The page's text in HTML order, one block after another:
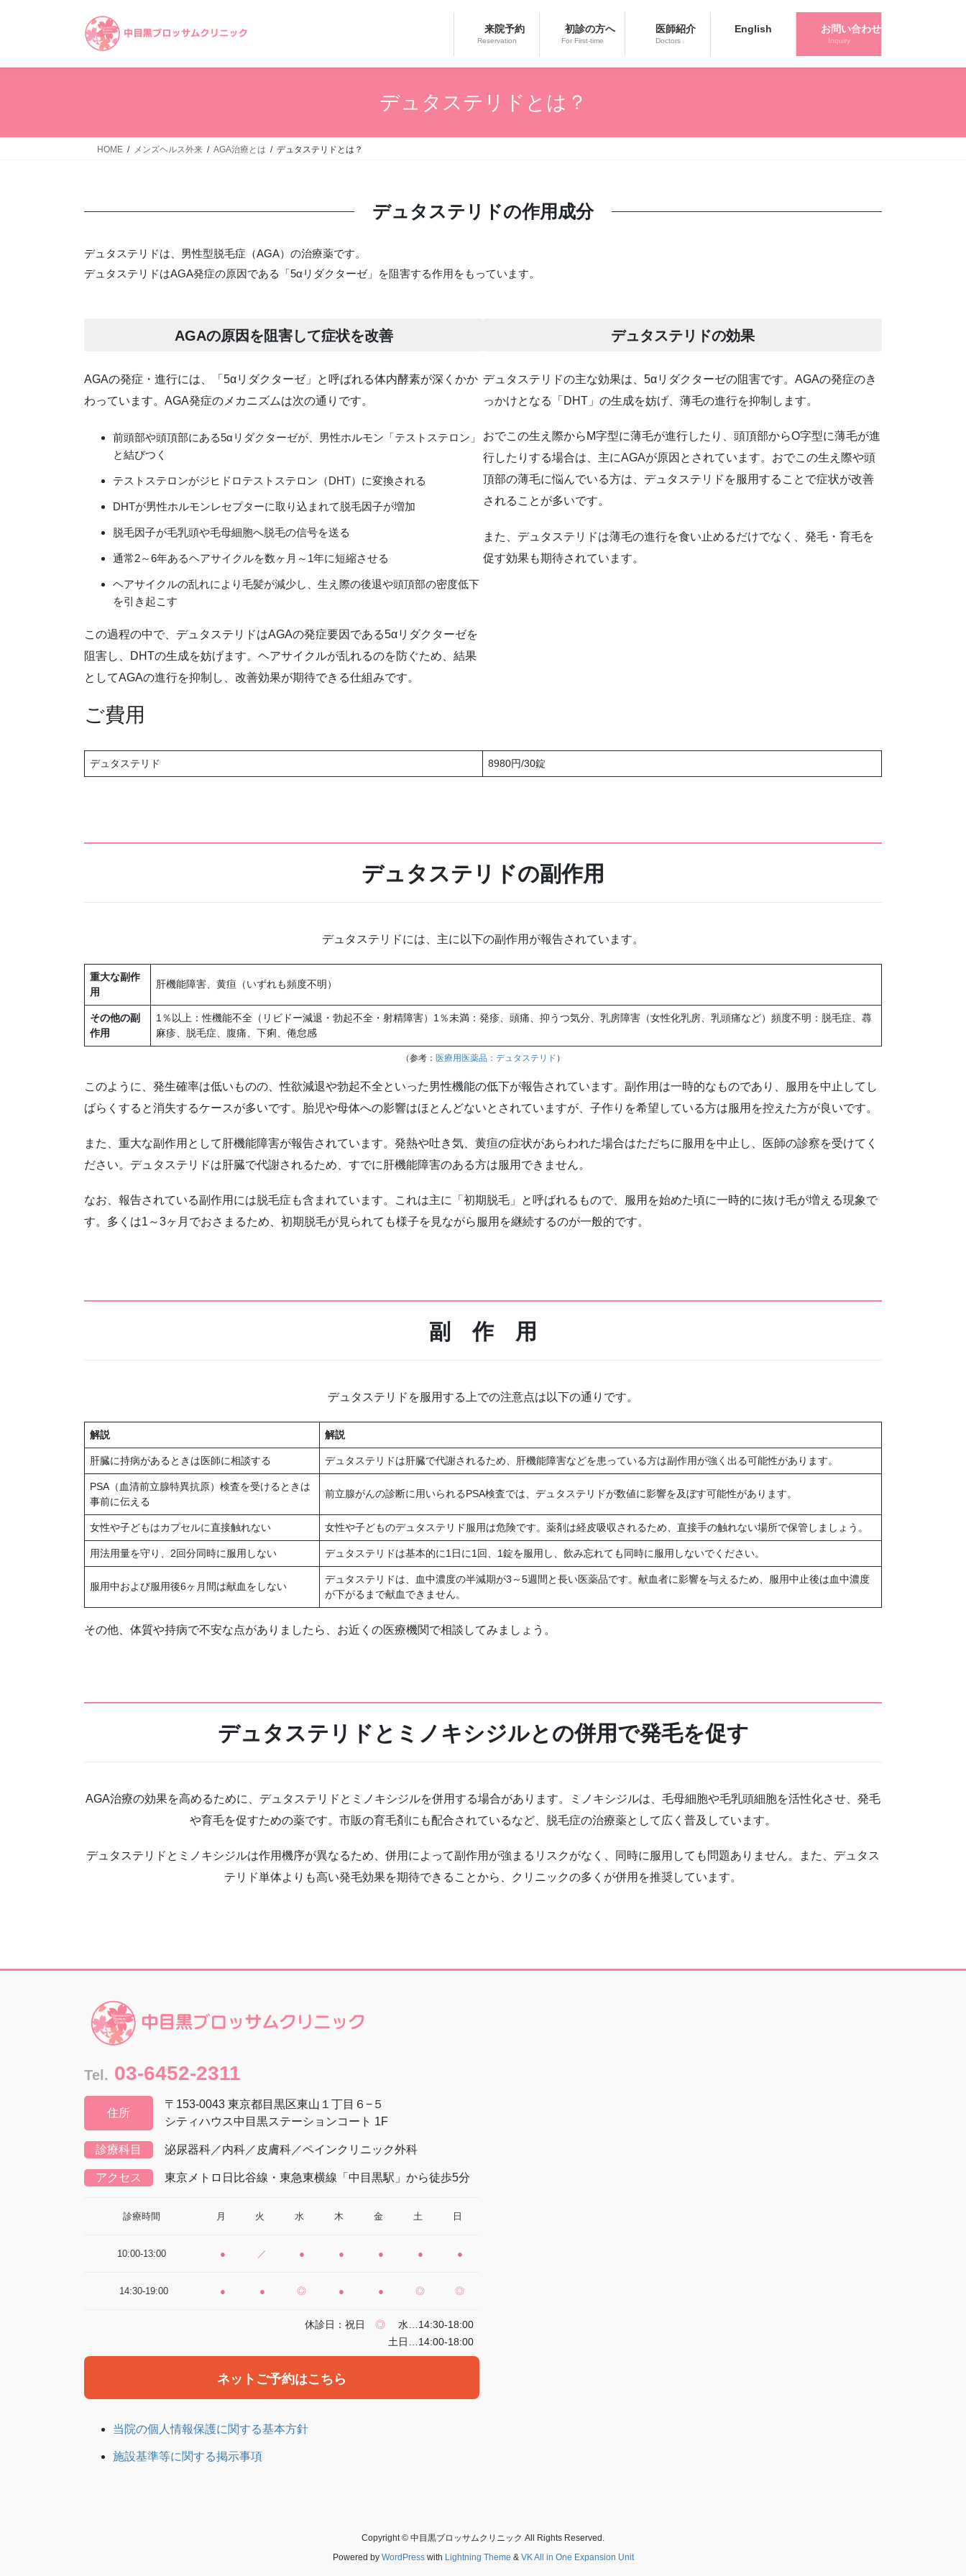
来院予約
Reservation
初診の方へ
For First-time
医師紹介
Doctors
English お問い合わせ
Inquiry
デュタステリドとは？
HOME メンズヘルス外来 AGA治療とは デュタステリドとは？
デュタステリドの作用成分
デュタステリドは、男性型脱毛症（AGA）の治療薬です。
デュタステリドはAGA発症の原因である「5αリダクターゼ」を阻害する作用をもっています。
AGAの原因を阻害して症状を改善
AGAの発症・進行には、「5αリダクターゼ」と呼ばれる体内酵素が深くかか
わっています。AGA発症のメカニズムは次の通りです。
前頭部や頭頂部にある5αリダクターゼが、男性ホルモン「テストステロン」
と結びつく
テストステロンがジヒドロテストステロン（DHT）に変換される
DHTが男性ホルモンレセプターに取り込まれて脱毛因子が増加
脱毛因子が毛乳頭や毛母細胞へ脱毛の信号を送る
通常2～6年あるヘアサイクルを数ヶ月～1年に短縮させる
ヘアサイクルの乱れにより毛髪が減少し、生え際の後退や頭頂部の密度低下
を引き起こす
この過程の中で、デュタステリドはAGAの発症要因である5αリダクターゼを
阻害し、DHTの生成を妨げます。ヘアサイクルが乱れるのを防ぐため、結果
としてAGAの進行を抑制し、改善効果が期待できる仕組みです。
デュタステリドの効果
デュタステリドの主な効果は、5αリダクターゼの阻害です。AGAの発症のき
っかけとなる「DHT」の生成を妨げ、薄毛の進行を抑制します。
おでこの生え際からM字型に薄毛が進行したり、頭頂部からO字型に薄毛が進
行したりする場合は、主にAGAが原因とされています。おでこの生え際や頭
頂部の薄毛に悩んでいる方は、デュタステリドを服用することで症状が改善
されることが多いです。
また、デュタステリドは薄毛の進行を食い止めるだけでなく、発毛・育毛を
促す効果も期待されています。
ご費用
デュタステリド 8980円/30錠
デュタステリドの副作用
デュタステリドには、主に以下の副作用が報告されています。
重大な副作
用
肝機能障害、黄疸（いずれも頻度不明）
その他の副
作用
1％以上：性機能不全（リビドー減退・勃起不全・射精障害）1％未満：発疹、頭痛、抑うつ気分、乳房障害（女性化乳房、乳頭痛など）頻度不明：脱毛症、蕁
麻疹、脱毛症、腹痛、下痢、倦怠感
（参考： 医療用医薬品：デュタステリド ）
このように、発生確率は低いものの、性欲減退や勃起不全といった男性機能の低下が報告されています。副作用は一時的なものであり、服用を中止してし
ばらくすると消失するケースが多いです。胎児や母体への影響はほとんどないとされていますが、子作りを希望している方は服用を控えた方が良いです。
また、重大な副作用として肝機能障害が報告されています。発熱や吐き気、黄疸の症状があらわれた場合はただちに服用を中止し、医師の診察を受けてく
ださい。デュタステリドは肝臓で代謝されるため、すでに肝機能障害のある方は服用できません。
なお、報告されている副作用には脱毛症も含まれています。これは主に「初期脱毛」と呼ばれるもので、服用を始めた頃に一時的に抜け毛が増える現象で
す。多くは1～3ヶ月でおさまるため、初期脱毛が見られても様子を見ながら服用を継続するのが一般的です。
副 作 用
デュタステリドを服用する上での注意点は以下の通りです。
解説 解説
肝臓に持病があるときは医師に相談する デュタステリドは肝臓で代謝されるため、肝機能障害などを患っている方は副作用が強く出る可能性があります。
PSA（血清前立腺特異抗原）検査を受けるときは
事前に伝える
前立腺がんの診断に用いられるPSA検査では、デュタステリドが数値に影響を及ぼす可能性があります。
女性や子どもはカプセルに直接触れない 女性や子どものデュタステリド服用は危険です。薬剤は経皮吸収されるため、直接手の触れない場所で保管しましょう。
用法用量を守り、2回分同時に服用しない デュタステリドは基本的に1日に1回、1錠を服用し、飲み忘れても同時に服用しないでください。
服用中および服用後6ヶ月間は献血をしない
デュタステリドは、血中濃度の半減期が3～5週間と長い医薬品です。献血者に影響を与えるため、服用中止後は血中濃度
が下がるまで献血できません。
その他、体質や持病で不安な点がありましたら、お近くの医療機関で相談してみましょう。
デュタステリドとミノキシジルとの併用で発毛を促す
AGA治療の効果を高めるために、デュタステリドとミノキシジルを併用する場合があります。ミノキシジルは、毛母細胞や毛乳頭細胞を活性化させ、発毛
や育毛を促すための薬です。市販の育毛剤にも配合されているなど、脱毛症の治療薬として広く普及しています。
デュタステリドとミノキシジルは作用機序が異なるため、併用によって副作用が強まるリスクがなく、同時に服用しても問題ありません。また、デュタス
テリド単体よりも高い発毛効果を期待できることから、クリニックの多くが併用を推奨しています。
Tel. 03-6452-2311
住所
〒153-0043 東京都目黒区東山１丁目６−５
シティハウス中目黒ステーションコート 1F
診療科目 泌尿器科／内科／皮膚科／ペインクリニック外科
アクセス 東京メトロ日比谷線・東急東横線「中目黒駅」から徒歩5分
診療時間 月 火 水 木 金 土 日
10:00-13:00 ● ／ ● ● ● ● ●
14:30-19:00 ● ● ◎ ● ● ◎ ◎
休診日：祝日 ◎ 水…14:30-18:00
土日…14:00-18:00
ネットご予約はこちら
当院の個人情報保護に関する基本方針
施設基準等に関する掲示事項
Copyright © 中目黒ブロッサムクリニック All Rights Reserved.
Powered by WordPresswith Lightning Theme & VK All in One Expansion Unit